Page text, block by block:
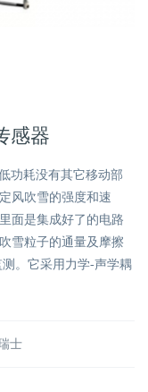
感器
功耗没有其它移动部
风吹雪的强度和速
面是集成好了的电路
雪粒子的通量及摩擦
。它采用力学-声学耦
士